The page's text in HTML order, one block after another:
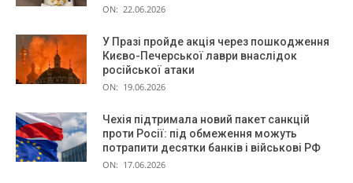
ON: 22.06.2026
У Празі пройде акція через пошкодження
Києво-Печерської лаври внаслідок
російської атаки
ON: 19.06.2026
Чехія підтримала новий пакет санкцій
проти Росії: під обмеження можуть
потрапити десятки банків і військові РФ
ON: 17.06.2026